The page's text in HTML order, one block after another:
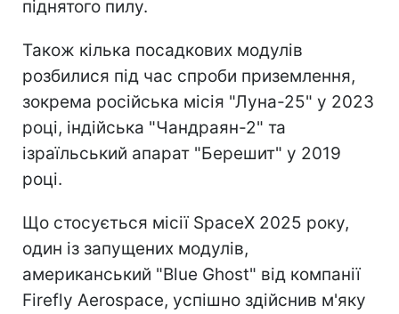
піднятого пилу.
Також кілька посадкових модулів
розбилися під час спроби приземлення,
зокрема російська місія "Луна-25" у 2023
році, індійська "Чандраян-2" та
ізраїльський апарат "Берешит" у 2019
році.
Що стосується місії SpaceX 2025 року,
один із запущених модулів,
американський "Blue Ghost" від компанії
Firefly Aerospace, успішно здійснив м'яку